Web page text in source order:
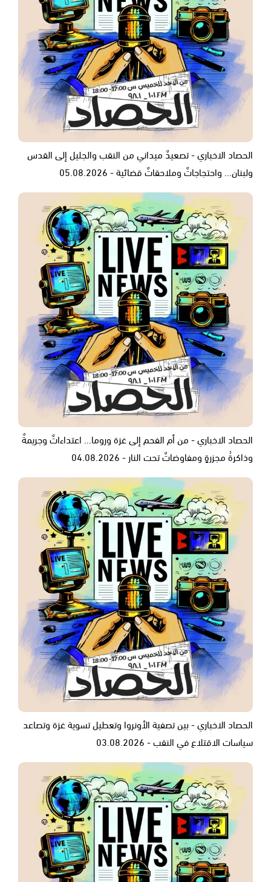
الحصاد الاخباري - تصعيدٌ ميداني من النقب والجليل إلى القدس
ولبنان... واحتجاجاتٌ وملاحقاتٌ قضائية - 05.08.2026
الحصاد الاخباري - من أم الفحم إلى غزة وروما... اعتداءاتٌ وجريمةٌ
وذاكرةُ مجزرةٍ ومفاوضاتٌ تحت النار - 04.08.2026
الحصاد الاخباري - بين تصفية الأونروا وتعطيل تسوية غزة وتصاعد
سياسات الاقتلاع في النقب - 03.08.2026